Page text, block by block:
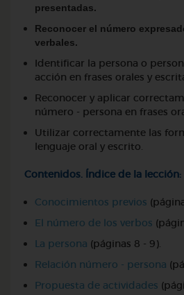
presentadas.
Reconocer el número
verbales.
Identificar la persona o
acción en frases orales y
Reconocer y aplicar
número - persona en frases
Utilizar correctamente las
lenguaje oral y escrito.
Contenidos. Índice de la lección:
Conocimientos previos
El número de los verbos
La persona (páginas 8 - 9).
Relación número - persona
Propuesta de actividades